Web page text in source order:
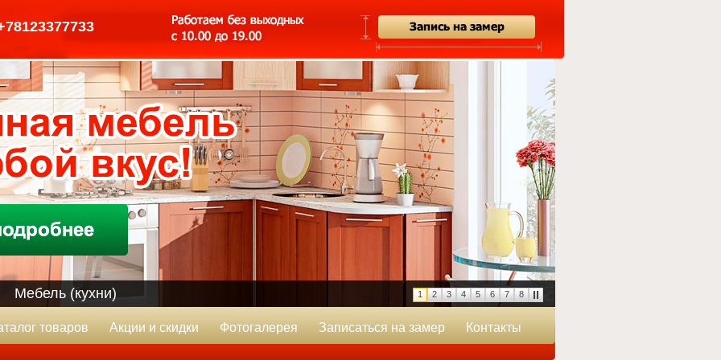
Мебель (кухни) 1 2 3 4 5 6 7 8
товаров Акции и скидки Фотогалерея Записаться на замер Контакты